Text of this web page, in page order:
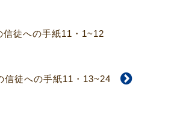
信徒への手紙11・1~12
信徒への手紙11・13~24